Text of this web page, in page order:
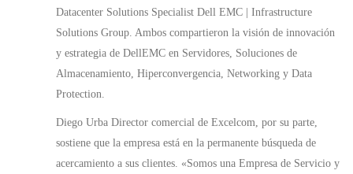
Datacenter Solutions Specialist Dell EMC | Infrastructure
Solutions Group. Ambos compartieron la visión de innovación
y estrategia de DellEMC en Servidores, Soluciones de
Almacenamiento, Hiperconvergencia, Networking y Data
Protection.
Diego Urba Director comercial de Excelcom, por su parte,
sostiene que la empresa está en la permanente búsqueda de
acercamiento a sus clientes. «Somos una Empresa de Servicio y